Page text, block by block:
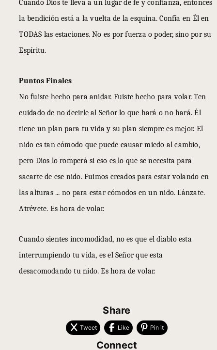
Cuando Dios te lleva a un lugar de fe y confianza, entonces
la bendición está a la vuelta de la esquina. Confía en Él en
TODAS las estaciones. No es por fuerza o poder, sino por su
Espíritu.
Puntos Finales
No fuiste hecho para anidar. Fuiste hecho para volar. Ten
cuidado de no decirle al Señor lo que hará o no hará. Él
tiene un plan para tu vida y su plan siempre es mejor. El
nido es tan cómodo que puede causar miedo al cambio,
pero Dios lo romperá si eso es lo que se necesita para
sacarte de ese nido. Fuimos creados para estar volando en
las alturas ... no para estar cómodos en un nido. Lánzate.
Atrévete. Es hora de volar.
Cuando sientes incomodidad, no es que el diablo esta
interrumpiendo tu vida, es el Señor que esta
desacomodando tu nido. Es hora de volar.
Share
Tweet Like Pin it
Connect